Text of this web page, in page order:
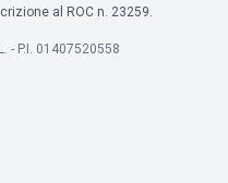
al ROC n. 23259.
- P.I. 01407520558